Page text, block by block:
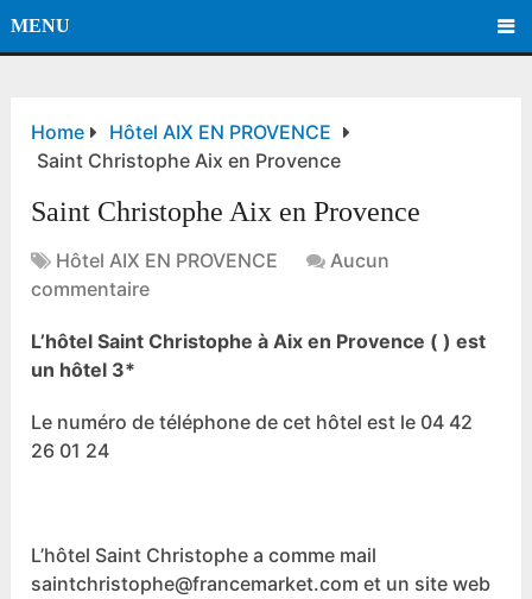
MENU
Home
Hôtel AIX EN PROVENCE
Saint Christophe Aix en Provence
Saint Christophe Aix en Provence
Hôtel AIX EN PROVENCE
Aucun
commentaire
L’hôtel Saint Christophe à Aix en Provence ( ) est
un hôtel 3*
Le numéro de téléphone de cet hôtel est le 04 42
26 01 24
L’hôtel Saint Christophe a comme mail
saintchristophe@francemarket.com et un site web